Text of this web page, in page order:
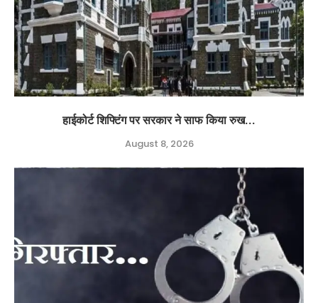
हाईकोर्ट शिफ्टिंग पर सरकार ने साफ किया रुख...
August 8, 2026